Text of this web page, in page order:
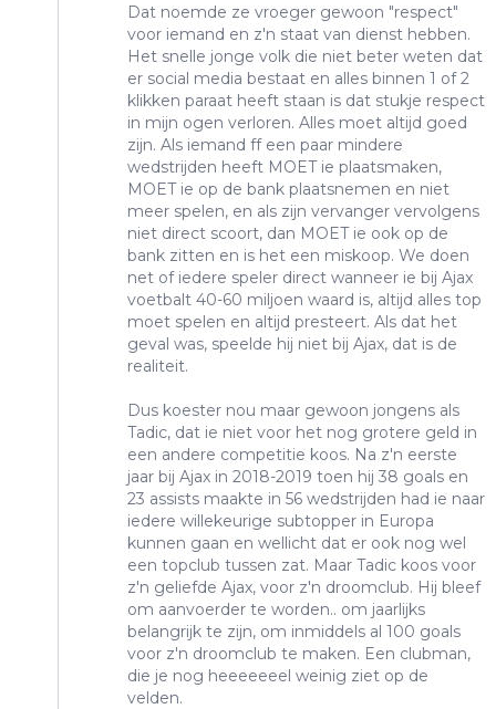
Dat noemde ze vroeger gewoon "respect"
voor iemand en z'n staat van dienst hebben.
Het snelle jonge volk die niet beter weten dat
er social media bestaat en alles binnen 1 of 2
klikken paraat heeft staan is dat stukje respect
in mijn ogen verloren. Alles moet altijd goed
zijn. Als iemand ff een paar mindere
wedstrijden heeft MOET ie plaatsmaken,
MOET ie op de bank plaatsnemen en niet
meer spelen, en als zijn vervanger vervolgens
niet direct scoort, dan MOET ie ook op de
bank zitten en is het een miskoop. We doen
net of iedere speler direct wanneer ie bij Ajax
voetbalt 40-60 miljoen waard is, altijd alles top
moet spelen en altijd presteert. Als dat het
geval was, speelde hij niet bij Ajax, dat is de
realiteit.
Dus koester nou maar gewoon jongens als
Tadic, dat ie niet voor het nog grotere geld in
een andere competitie koos. Na z'n eerste
jaar bij Ajax in 2018-2019 toen hij 38 goals en
23 assists maakte in 56 wedstrijden had ie naar
iedere willekeurige subtopper in Europa
kunnen gaan en wellicht dat er ook nog wel
een topclub tussen zat. Maar Tadic koos voor
z'n geliefde Ajax, voor z'n droomclub. Hij bleef
om aanvoerder te worden.. om jaarlijks
belangrijk te zijn, om inmiddels al 100 goals
voor z'n droomclub te maken. Een clubman,
die je nog heeeeeeel weinig ziet op de
velden.